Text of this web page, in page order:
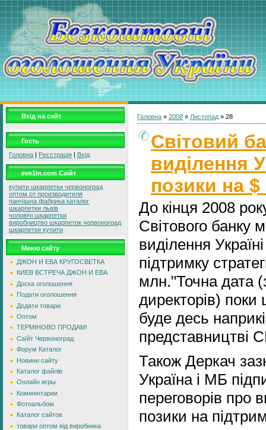
Вхід на сайт
Гость
Головна | Реєстрація | Вхід
eve1in.com Саїйт
купити шкарпетки червоноград
оптом от производителя
панчішна фабрика каталог
шкарпетки львів
чоловічі шкарпетки
виробництво шкарпеток червоноград
шкарпетки купити
Меню сайту
ДЖОН И ЕВА КРУГОСВЕТКА
КИЕВ ВСТРЕЧА ДЖОН И ЕВА
Доска оголошення
Подати оголошення
Додати товари
Оптом
ТЕРМІНОВО ПРОДАМ!
Саїйт Червоноград
Форум Каталог
Новини сайту
Каталог файлів
Онлайн игры
Комментарии
Фотоальбом
Каталог сайтов
товари оптом від виробника
Головна » 2008 » Листопад » 28
Світовий
виділення
позики на
До кінця 2008
Світового банку
виділення
підтримку
млн."Точна дата
директорів)
буде десь
представництві
Також Деркач
Україна і МБ
переговорів про
позики на